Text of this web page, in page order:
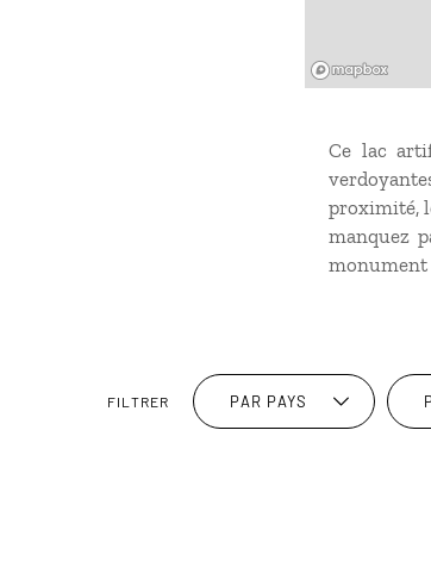
Ce lac
proximité,
manquez
monument
FILTRER PAR PAYS